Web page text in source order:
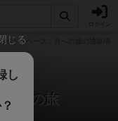
ルトンベース：月への旅の通販/商
への旅
じる
し